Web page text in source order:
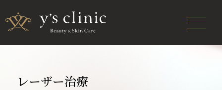
レーザー治療